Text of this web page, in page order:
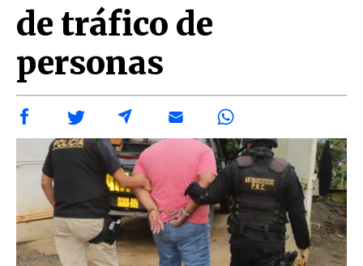
de tráfico de
personas